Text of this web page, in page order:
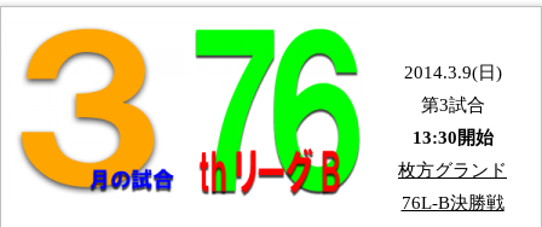
2014.3.9(日)
第3試合
13:30開始
枚方グランド
76L-B決勝戦